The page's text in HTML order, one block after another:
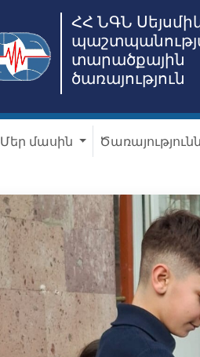
ՀՀ ՆԳՆ
տարածքային
ծառայություն
Մեր մասին